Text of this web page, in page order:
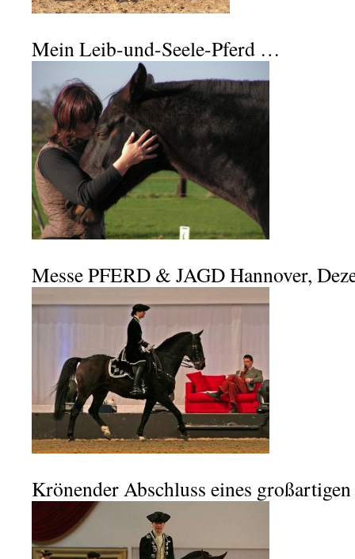
Mein Leib-und-Seele-Pferd …
Messe PFERD & JAGD Hannover,
Krönender Abschluss eines großartigen